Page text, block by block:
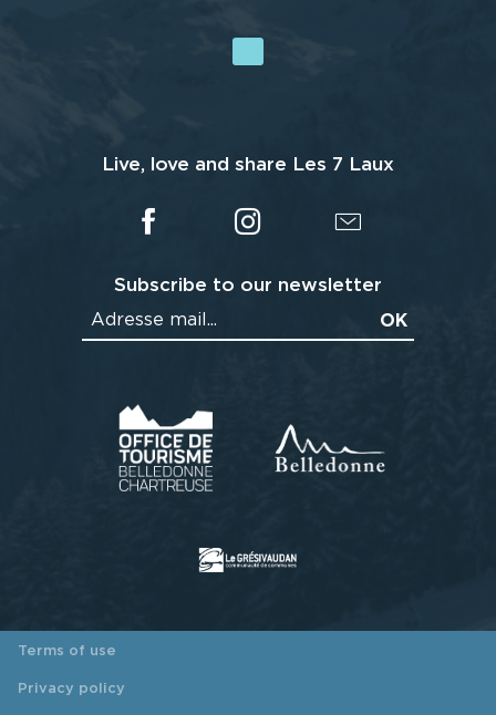
Live, love and share Les 7 Laux
Subscribe to our newsletter
Terms of use
Privacy policy